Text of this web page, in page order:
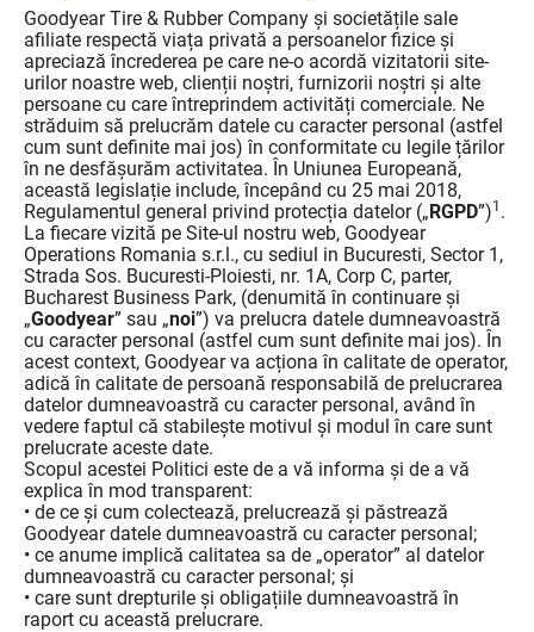
Goodyear Tire & Rubber Company și societățile sale
afiliate respectă viața privată a persoanelor fizice și
apreciază încrederea pe care ne-o acordă vizitatorii site-
urilor noastre web, clienții noștri, furnizorii noștri și alte
persoane cu care întreprindem activități comerciale. Ne
străduim să prelucrăm datele cu caracter personal (astfel
cum sunt definite mai jos) în conformitate cu legile țărilor
în ne desfășurăm activitatea. În Uniunea Europeană,
această legislație include, începând cu 25 mai 2018,
Regulamentul general privind protecția datelor („RGPD”)1 .
La fiecare vizită pe Site-ul nostru web, Goodyear
Operations Romania s.r.l., cu sediul in Bucuresti, Sector 1,
Strada Sos. Bucuresti-Ploiesti, nr. 1A, Corp C, parter,
Bucharest Business Park, (denumită în continuare și
„Goodyear” sau „noi”) va prelucra datele dumneavoastră
cu caracter personal (astfel cum sunt definite mai jos). În
acest context, Goodyear va acționa în calitate de operator,
adică în calitate de persoană responsabilă de prelucrarea
datelor dumneavoastră cu caracter personal, având în
vedere faptul că stabilește motivul și modul în care sunt
prelucrate aceste date.
Scopul acestei Politici este de a vă informa și de a vă
explica în mod transparent:
• de ce și cum colectează, prelucrează și păstrează
Goodyear datele dumneavoastră cu caracter personal;
• ce anume implică calitatea sa de „operator” al datelor
dumneavoastră cu caracter personal; și
• care sunt drepturile și obligațiile dumneavoastră în
raport cu această prelucrare.